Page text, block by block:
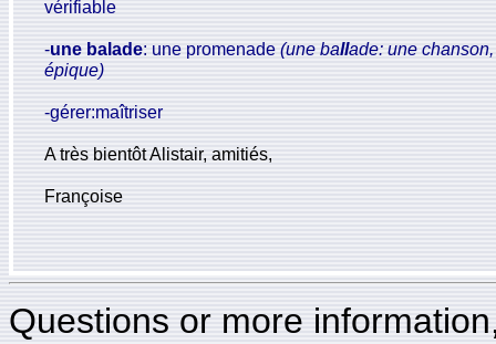
vérifiable
-une balade: une promenade (une ballade: une
épique)
-gérer:maîtriser
A très bientôt Alistair, amitiés,
Françoise
Questions or more